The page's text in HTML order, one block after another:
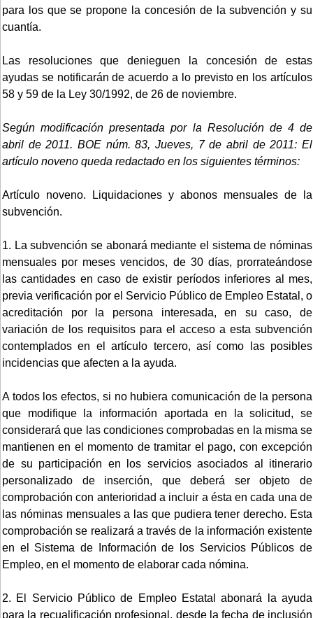
para los que se propone la concesión de la subvención y su
cuantía.
Las resoluciones que denieguen la concesión de estas
ayudas se notificarán de acuerdo a lo previsto en los artículos
58 y 59 de la Ley 30/1992, de 26 de noviembre.
Según modificación presentada por la Resolución de 4 de
abril de 2011. BOE núm. 83, Jueves, 7 de abril de 2011: El
artículo noveno queda redactado en los siguientes términos:
Artículo noveno. Liquidaciones y abonos mensuales de la
subvención.
1. La subvención se abonará mediante el sistema de nóminas
mensuales por meses vencidos, de 30 días, prorrateándose
las cantidades en caso de existir períodos inferiores al mes,
previa verificación por el Servicio Público de Empleo Estatal, o
acreditación por la persona interesada, en su caso, de
variación de los requisitos para el acceso a esta subvención
contemplados en el artículo tercero, así como las posibles
incidencias que afecten a la ayuda.
A todos los efectos, si no hubiera comunicación de la persona
que modifique la información aportada en la solicitud, se
considerará que las condiciones comprobadas en la misma se
mantienen en el momento de tramitar el pago, con excepción
de su participación en los servicios asociados al itinerario
personalizado de inserción, que deberá ser objeto de
comprobación con anterioridad a incluir a ésta en cada una de
las nóminas mensuales a las que pudiera tener derecho. Esta
comprobación se realizará a través de la información existente
en el Sistema de Información de los Servicios Públicos de
Empleo, en el momento de elaborar cada nómina.
2. El Servicio Público de Empleo Estatal abonará la ayuda
para la recualificación profesional, desde la fecha de inclusión